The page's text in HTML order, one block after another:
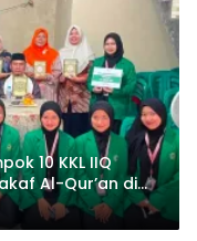
10 KKL IIQ
Al-Qur’an di